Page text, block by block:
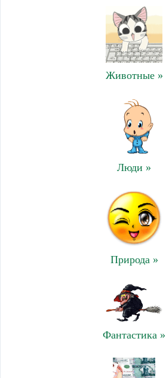
Животные »
Люди »
Природа »
Фантастика »